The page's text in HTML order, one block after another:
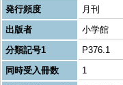
発行頻度
月刊
出版者
小学館
分類記号1
P376.1
同時受入冊数
1